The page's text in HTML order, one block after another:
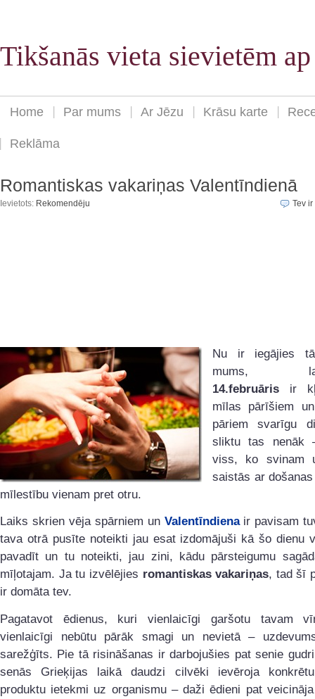
Tikšanās vieta sievietēm
Home Par mums Ar Jēzu Krāsu karte
Reklāma
Romantiskas vakariņas Valentīndienā
Ievietots: Rekomendēju Tev ir
Nu ir iegājies
mums,
14.februāris ir
mīlas pārīšiem
pāriem svarīgu
sliktu tas nenāk
viss, ko svinam
saistās ar
mīlestību vienam pret otru.
Laiks skrien vēja spārniem un Valentīndienair pavisam
tava otrā pusīte noteikti jau esat izdomājuši kā šo dienu
pavadīt un tu noteikti, jau zini, kādu pārsteigumu
mīļotajam. Ja tu izvēlējies romantiskas vakariņas, tad šī
ir domāta tev.
Pagatavot ēdienus, kuri vienlaicīgi garšotu tavam
vienlaicīgi nebūtu pārāk smagi un nevietā –
sarežģīts. Pie tā risināšanas ir darbojušies pat senie
senās Grieķijas laikā daudzi cilvēki ievēroja
produktu ietekmi uz organismu – daži ēdieni pat